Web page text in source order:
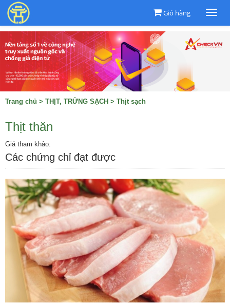
Giỏ hàng
Trang chủ > THỊT, TRỨNG SẠCH > Thịt sạch
Thịt thăn
Giá tham khảo:
Các chứng chỉ đạt được